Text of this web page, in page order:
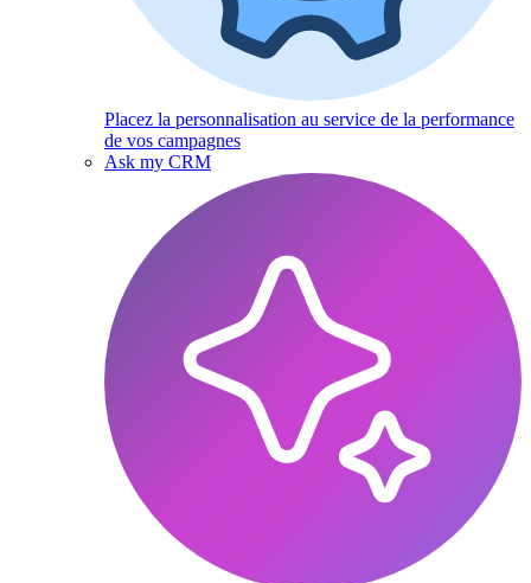
Placez la personnalisation au service de la performance
de vos campagnes
Ask my CRM